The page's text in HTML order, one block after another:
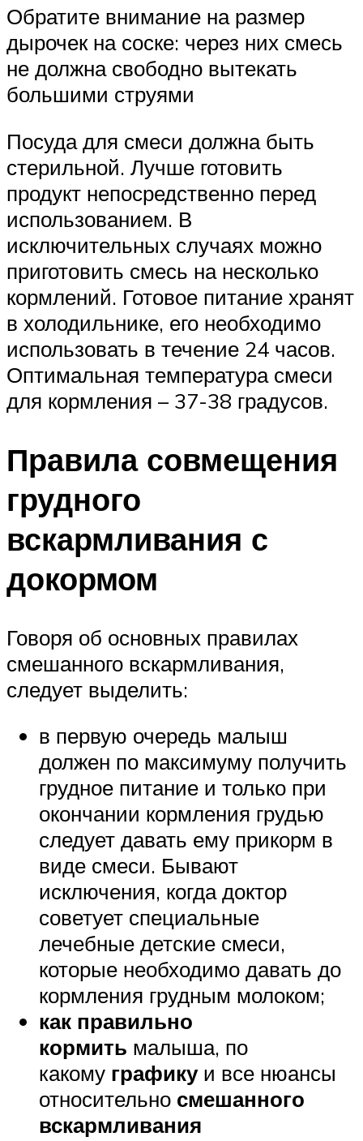
Обратите внимание на размер
дырочек на соске: через них смесь
не должна свободно вытекать
большими струями
Посуда для смеси должна быть
стерильной. Лучше готовить
продукт непосредственно перед
использованием. В
исключительных случаях можно
приготовить смесь на несколько
кормлений. Готовое питание хранят
в холодильнике, его необходимо
использовать в течение 24 часов.
Оптимальная температура смеси
для кормления – 37-38 градусов.
Правила совмещения
грудного
вскармливания с
докормом
Говоря об основных правилах
смешанного вскармливания,
следует выделить:
в первую очередь малыш
должен по максимуму получить
грудное питание и только при
окончании кормления грудью
следует давать ему прикорм в
виде смеси. Бывают
исключения, когда доктор
советует специальные
лечебные детские смеси,
которые необходимо давать до
кормления грудным молоком;
как правильно
кормить малыша, по
какому графикуи все нюансы
относительно смешанного
вскармливания